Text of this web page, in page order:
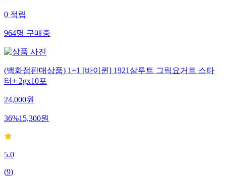
0적립
964명구매중
(백화점판매상품) 1+1 [바이퀸] 1921살루트 그릭요거트 스타
터+ 2gx10포
24,000원
36%15,300원
5.0
(9)